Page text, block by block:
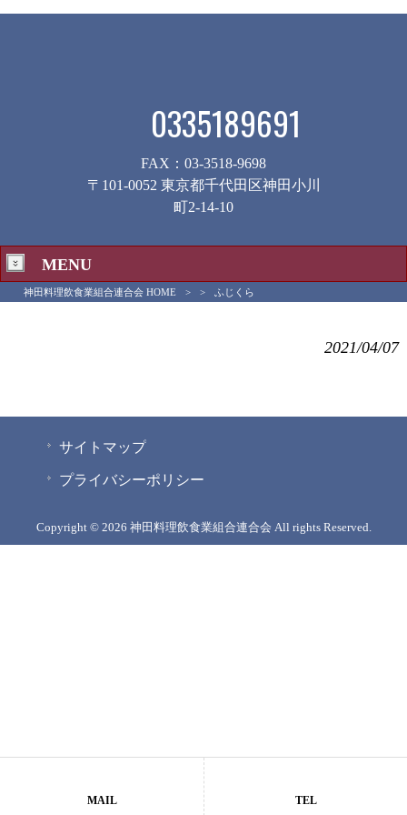
0335189691
FAX：03-3518-9698
〒101-0052 東京都千代田区神田小川
町2-14-10
MENU
神田料理飲食業組合連合会 HOME > > ふじくら
2021/04/07
サイトマップ
プライバシーポリシー
Copyright © 2026 神田料理飲食業組合連合会 All rights Reserved.
MAIL TEL